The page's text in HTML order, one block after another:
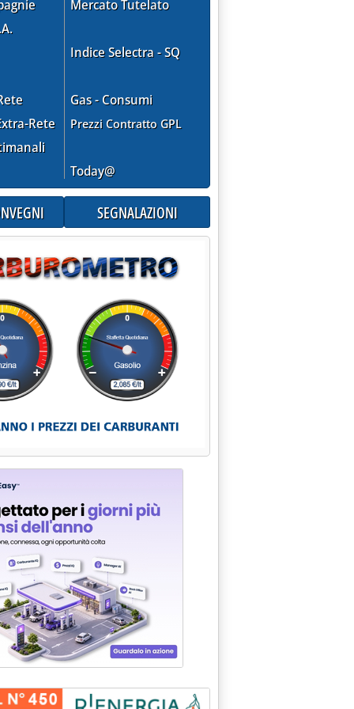
Rete
Mercato Tutelato
Indice Selectra - SQ
Gas - Consumi
Prezzi Contratto GPL
Today@
SEGNALAZIONI